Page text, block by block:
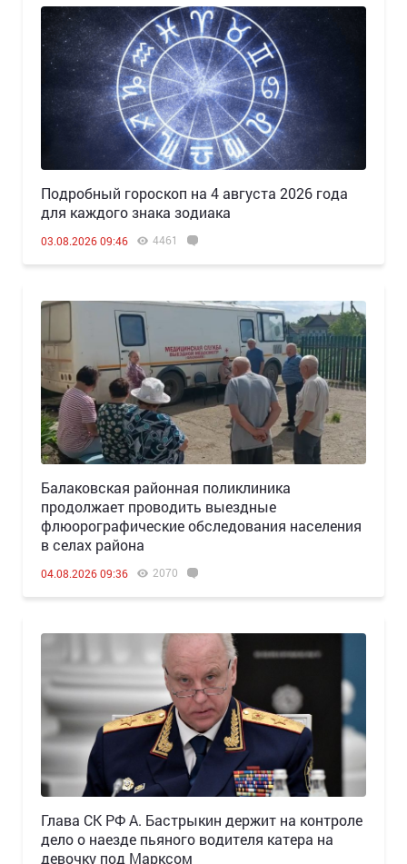
Подробный гороскоп на 4 августа 2026 года
для каждого знака зодиака
03.08.2026 09:46 4461
Балаковская районная поликлиника
продолжает проводить выездные
флюорографические обследования населения
в селах района
04.08.2026 09:36 2070
Глава СК РФ А. Бастрыкин держит на контроле
дело о наезде пьяного водителя катера на
девочку под Марксом